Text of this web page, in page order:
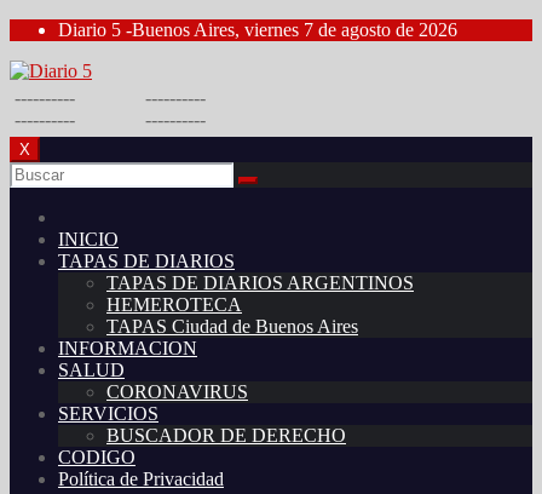
Saltar
contenido
Diario 5 -Buenos Aires, viernes 7 de agosto de 2026
----------
----------
----------
----------
X
INICIO
TAPAS DE DIARIOS
TAPAS DE DIARIOS ARGENTINOS
HEMEROTECA
TAPAS Ciudad de Buenos Aires
INFORMACION
SALUD
CORONAVIRUS
SERVICIOS
BUSCADOR DE DERECHO
CODIGO
Política de Privacidad